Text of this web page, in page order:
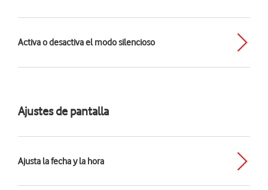
Activa o desactiva el modo silencioso
Ajustes de pantalla
Ajusta la fecha y la hora